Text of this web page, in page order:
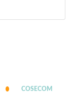
COSECOM